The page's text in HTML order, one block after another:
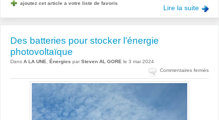
Lire la suite
ajoutez cet article a votre liste de favoris
Des batteries pour stocker l’énergie
photovoltaïque
Dans A LA UNE Énergies par Steven AL GORE le 3 mai 2024
Commentaires ferméssur
Des